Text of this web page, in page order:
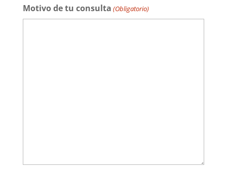
Motivo de tu consulta (Obligatorio)